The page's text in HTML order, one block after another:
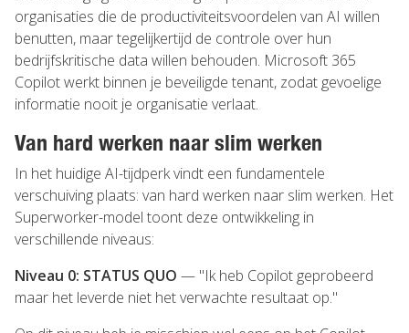
organisaties die de productiviteitsvoordelen van AI willen
benutten, maar tegelijkertijd de controle over hun
bedrijfskritische data willen behouden. Microsoft 365
Copilot werkt binnen je beveiligde tenant, zodat gevoelige
informatie nooit je organisatie verlaat.
Van hard werken naar slim werken
In het huidige AI-tijdperk vindt een fundamentele
verschuiving plaats: van hard werken naar slim werken. Het
Superworker-model toont deze ontwikkeling in
verschillende niveaus:
Niveau 0: STATUS QUO — "Ik heb Copilot geprobeerd
maar het leverde niet het verwachte resultaat op."